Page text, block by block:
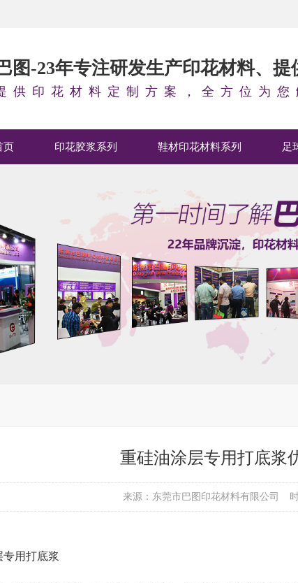
图-23年专注研发生产印花材料、提
供印花材料定制方案，全方位为您
页 印花胶浆系列 鞋材印花材料系列 足
重硅油涂层专用打底浆
来源：东莞市巴图印花材料有限公司
用打底浆